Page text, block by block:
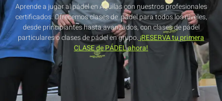
Aprende a jugar al pádel en Águilas con nuestros profesionales
certificados. Ofrecemos clases de pádel para todos los niveles,
desde principiantes hasta avanzados, con clases de pádel
particulares o clases de pádel en grupo.¡RESERVA tu primera
CLASE de PÁDEL ahora!